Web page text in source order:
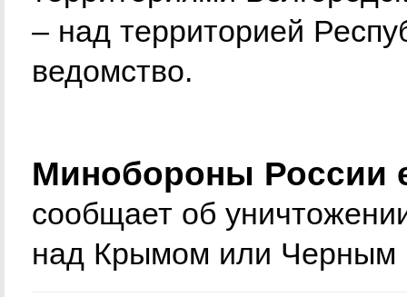
– над территорией
ведомство.
Минобороны России
сообщает об
над Крымом или Черным